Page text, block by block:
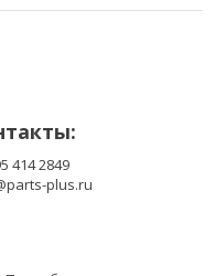
414 2849
plus.ru